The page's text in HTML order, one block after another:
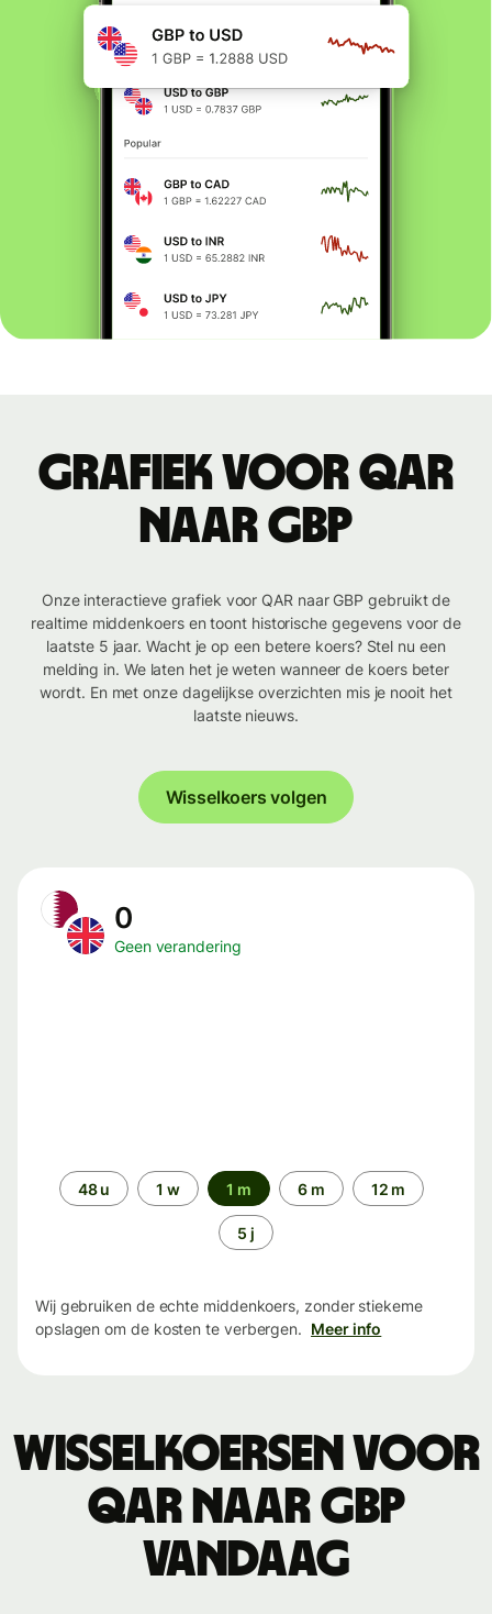
Grafiek voor QAR
naar GBP
Onze interactieve grafiek voor QAR naar GBP gebruikt de
realtime middenkoers en toont historische gegevens voor de
laatste 5 jaar. Wacht je op een betere koers? Stel nu een
melding in. We laten het je weten wanneer de koers beter
wordt. En met onze dagelijkse overzichten mis je nooit het
laatste nieuws.
Wisselkoers volgen
0
Geen verandering
Periode48 u 1 w 1 m 6 m 12 m
5 j
Wij gebruiken de echte middenkoers, zonder stiekeme
opslagen om de kosten te verbergen. Meer info
Wisselkoersen voor
QAR naar GBP
vandaag